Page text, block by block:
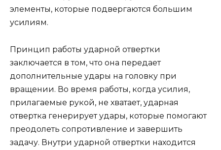
элементы, которые подвергаются большим
усилиям.
Принцип работы ударной отвертки
заключается в том, что она передает
дополнительные удары на головку при
вращении. Во время работы, когда усилия,
прилагаемые рукой, не хватает, ударная
отвертка генерирует удары, которые помогают
преодолеть сопротивление и завершить
задачу. Внутри ударной отвертки находится